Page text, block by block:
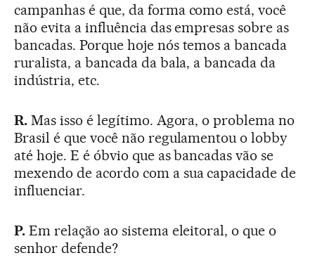
campanhas é que, da forma como está, você
não evita a influência das empresas sobre as
bancadas. Porque hoje nós temos a bancada
ruralista, a bancada da bala, a bancada da
indústria, etc.
R. Mas isso é legítimo. Agora, o problema no
Brasil é que você não regulamentou o lobby
até hoje. E é óbvio que as bancadas vão se
mexendo de acordo com a sua capacidade de
influenciar.
P.Em relação ao sistema eleitoral, o que o
senhor defende?